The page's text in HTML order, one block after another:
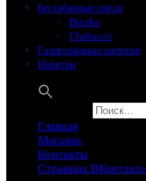
Бестабачные смеси
Brusko
Chabacco
Газированные напитки
Напитки
Главная
Магазин
Контакты
Страница ВКонтакте